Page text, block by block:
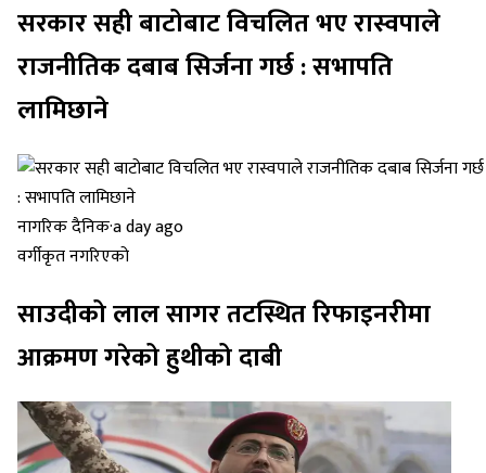
सरकार सही बाटोबाट विचलित भए रास्वपाले
राजनीतिक दबाब सिर्जना गर्छ : सभापति
लामिछाने
नागरिक दैनिक·a day ago
वर्गीकृत नगरिएको
साउदीको लाल सागर तटस्थित रिफाइनरीमा
आक्रमण गरेको हुथीको दाबी